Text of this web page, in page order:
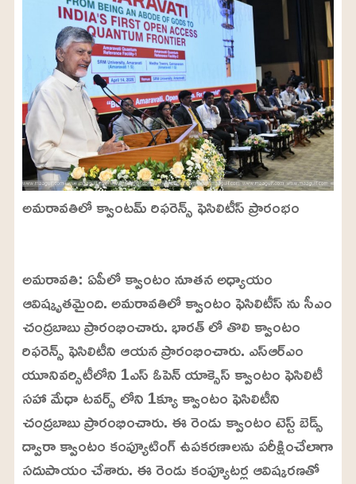
అమరావతిలో క్వాంటమ్ రిఫరెన్స్ ఫెసిలిటీస్ ప్రారంభం
U
n
u
t
e
a
d
e
d
2
.
6
3
%
అమరావతి: ఏపీలో క్వాంటం నూతన అధ్యాయం
ఆవిష్కృతమైంది. అమరావతిలో క్వాంటం ఫెసిలిటీస్ ను సీఎం
చంద్రబాబు ప్రారంభించారు. భారత్ లో తొలి క్వాంటం
రిఫరెన్స్ ఫెసిలిటీని ఆయన ప్రారంభించారు. ఎస్ఆర్ఎం
యూనివర్సిటీలోని 1ఎస్ ఓపెన్ యాక్సెస్ క్వాంటం ఫెసిలిటీ
సహా మేధా టవర్స్ లోని 1క్యూ క్వాంటం ఫెసిలిటీని
చంద్రబాబు ప్రారంభించారు. ఈ రెండు క్వాంటం టెస్ట్ బెడ్స్
ద్వారా క్వాంటం కంప్యూటింగ్ ఉపకరణాలను పరీక్షించేలాగా
సదుపాయం చేశారు. ఈ రెండు కంప్యూటర్ల ఆవిష్కరణతో